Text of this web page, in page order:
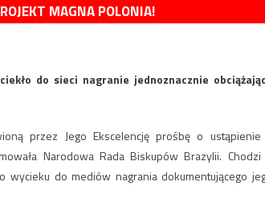
MAGNA POLONIA!
do sieci nagranie jednoznacznie
przez Jego Ekscelencję prośbę o
Narodowa Rada Biskupów Brazylii.
wycieku do mediów nagrania dokumentującego